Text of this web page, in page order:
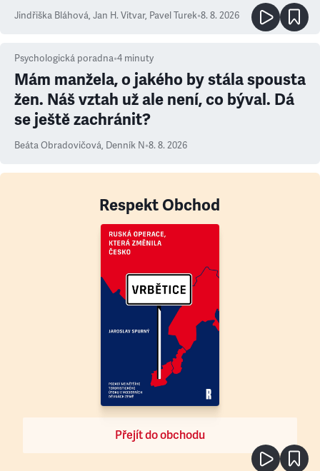
Jindřiška Bláhová, Jan H. Vitvar, Pavel Turek•8. 8. 2026
Psychologická poradna•4 minuty
Mám manžela, o jakého by stála spousta
žen. Náš vztah už ale není, co býval. Dá
se ještě zachránit?
Beáta Obradovičová, Denník N•8. 8. 2026
Respekt Obchod
Přejít do obchodu